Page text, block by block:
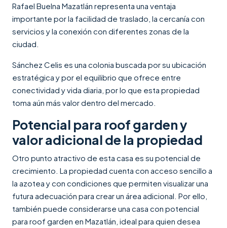
Rafael Buelna Mazatlán representa una ventaja
importante por la facilidad de traslado, la cercanía con
servicios y la conexión con diferentes zonas de la
ciudad.
Sánchez Celis es una colonia buscada por su ubicación
estratégica y por el equilibrio que ofrece entre
conectividad y vida diaria, por lo que esta propiedad
toma aún más valor dentro del mercado.
Potencial para roof garden y
valor adicional de la propiedad
Otro punto atractivo de esta casa es su potencial de
crecimiento. La propiedad cuenta con acceso sencillo a
la azotea y con condiciones que permiten visualizar una
futura adecuación para crear un área adicional. Por ello,
también puede considerarse una casa con potencial
para roof garden en Mazatlán, ideal para quien desea